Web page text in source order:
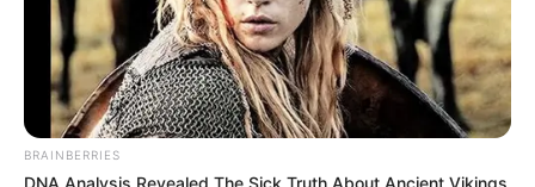
BRAINBERRIES
DNA Analysis Revealed The Sick Truth About Ancient Vikings